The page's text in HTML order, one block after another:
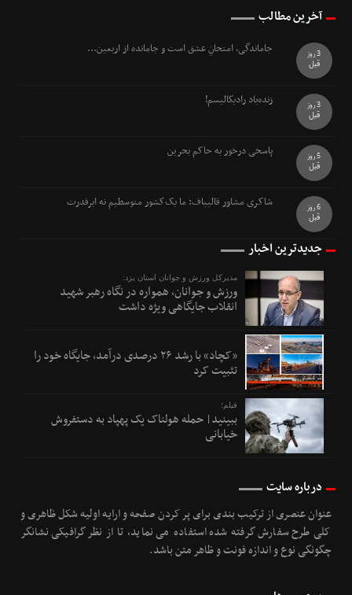
آخرین مطالب
جاماندگی، امتحانِ عشق است و جامانده از اربعین...
3 روز
قبل
زنده‌باد رادیکالیسم!
3 روز
قبل
پاسخی درخور به حاکم بحرین
5 روز
قبل
شاکری مشاور قالیباف: ما یک‌کشور متوسطیم نه ابرقدرت
6 روز
قبل
جدیدترین اخبار
مدیرکل ورزش و جوانان استان یزد:
ورزش و جوانان، همواره در نگاه رهبر شهید
انقلاب جایگاهی ویژه داشت
«کچاد» با رشد ۲۶ درصدی درآمد، جایگاه خود را
تثبیت کرد
فیلم؛
ببینید| حمله هولناک یک پهپاد به دستفروش
خیابانی
درباره سایت
عنوان عنصری از ترکیب بندی برای پر کردن صفحه و ارایه اولیه شکل ظاهری و
کلی طرح سفارش گرفته شده استفاده می نماید، تا از نظر گرافیکی نشانگر
چگونگی نوع و اندازه فونت و ظاهر متن باشد.